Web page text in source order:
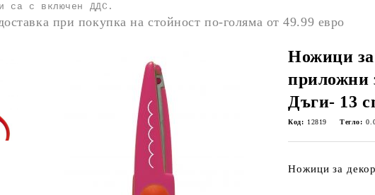
са с включен ДДС.
при покупка на стойност по-голяма от 49.99 евро
Ножици за
приложни
Дъги- 13
Код: 12819 Тегло:
Ножици за